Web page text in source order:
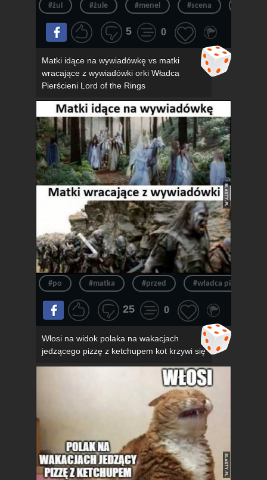
#żul #żule #menel #scena
5 0
Matki idące na wywiadówkę vs matki
wracające z wywiadówki orki Władca
Pierścieni Lord of the Rings
#po #matka #przed #władca pierścieni
25 0
Włosi na widok polaka na wakacjach
jedzącego pizzę z ketchupem kot krzywi się